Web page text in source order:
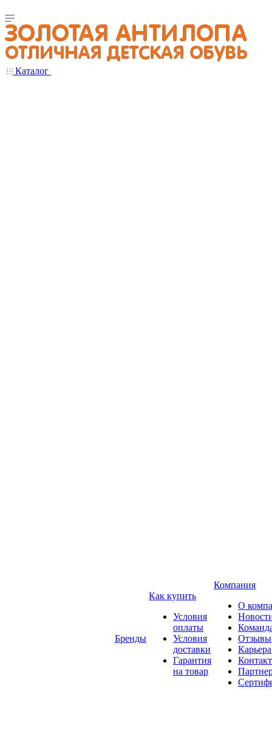
Каталог
Бренды
Как купить
Условия
оплаты
Условия
доставки
Гарантия
на товар
Компания
О
Отзывы
Карьера